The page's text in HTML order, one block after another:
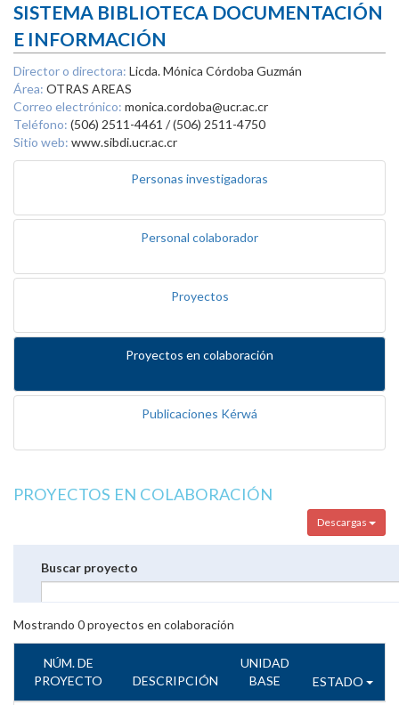
SISTEMA BIBLIOTECA DOCUMENTACIÓN
E INFORMACIÓN
Director o directora: Licda. Mónica Córdoba Guzmán
Área: OTRAS AREAS
Correo electrónico: monica.cordoba@ucr.ac.cr
Teléfono: (506) 2511-4461 / (506) 2511-4750
Sitio web: www.sibdi.ucr.ac.cr
Personas investigadoras
Personal colaborador
Proyectos
Proyectos en colaboración
Publicaciones Kérwá
PROYECTOS EN COLABORACIÓN
Descargas
Buscar proyecto
Mostrando 0proyectos en colaboración
NÚM. DE
PROYECTO
DESCRIPCIÓN
UNIDAD
BASE
ESTADO